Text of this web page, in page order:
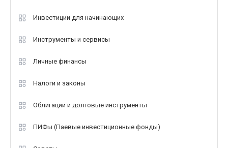
Инвестиции для начинающих
Инструменты и сервисы
Личные финансы
Налоги и законы
Облигации и долговые инструменты
ПИФы (Паевые инвестиционные фонды)